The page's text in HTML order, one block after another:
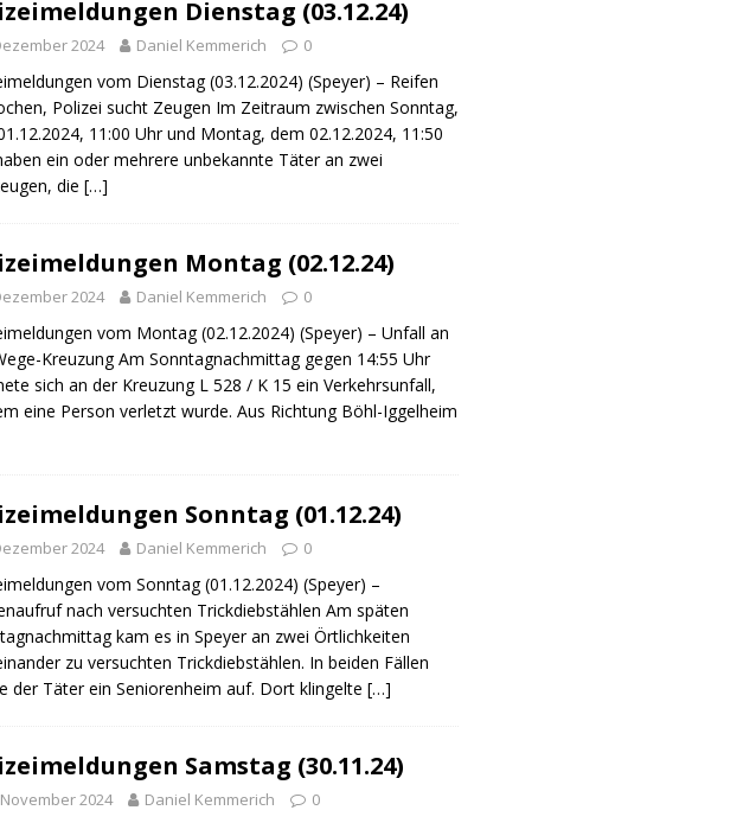
– Militärischer Übungsplatz Dudenhofen / Speyer
UMWELT
spendet 10.000.- € an „Kinder unterm Regenbogen“
Blitzer / Geschwindigkeitsmessung für die KW 19 (05.05. –
gewinnt vor der Schweiz den Longines EEF Nations Cup im
Speyer / Brazzeltag
SPEYER
/ Speyer
SPEYER
(KCanG) BLAULICHTMELDUNGEN
Dienstag (03.12.24)
2024 Daniel Kemmerich 0
vom Dienstag (03.12.2024) (Speyer) – Reifen
Polizei sucht Zeugen Im Zeitraum zwischen Sonntag,
11:00 Uhr und Montag, dem 02.12.2024, 11:50
ein oder mehrere unbekannte Täter an zwei
die […]
Montag (02.12.24)
2024 Daniel Kemmerich 0
vom Montag (02.12.2024) (Speyer) – Unfall an
Kreuzung Am Sonntagnachmittag gegen 14:55 Uhr
sich an der Kreuzung L 528 / K 15 ein Verkehrsunfall,
eine Person verletzt wurde. Aus Richtung Böhl-Iggelheim
Sonntag (01.12.24)
2024 Daniel Kemmerich 0
vom Sonntag (01.12.2024) (Speyer) –
nach versuchten Trickdiebstählen Am späten
kam es in Speyer an zwei Örtlichkeiten
zu versuchten Trickdiebstählen. In beiden Fällen
der Täter ein Seniorenheim auf. Dort klingelte […]
Samstag (30.11.24)
2024 Daniel Kemmerich 0